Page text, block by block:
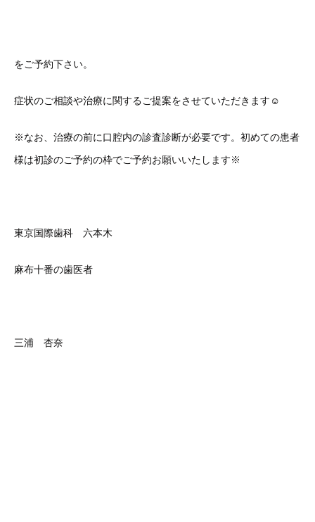
をご予約下さい。
症状のご相談や治療に関するご提案をさせていただきます☺
※なお、治療の前に口腔内の診査診断が必要です。初めての患者
様は初診のご予約の枠でご予約お願いいたします※
東京国際歯科 六本木
麻布十番の歯医者
三浦 杏奈